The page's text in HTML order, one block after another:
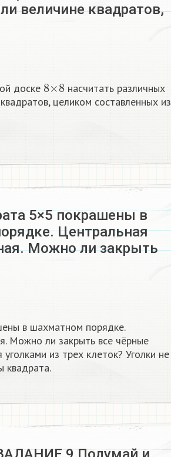
величине квадратов,
доске
8 8
насчитать различных
целиком составленных из
5×5 покрашены в
Центральная
Можно ли закрыть
в шахматном порядке.
Можно ли закрыть все чёрные
из трех клеток? Уголки не
квадрата.